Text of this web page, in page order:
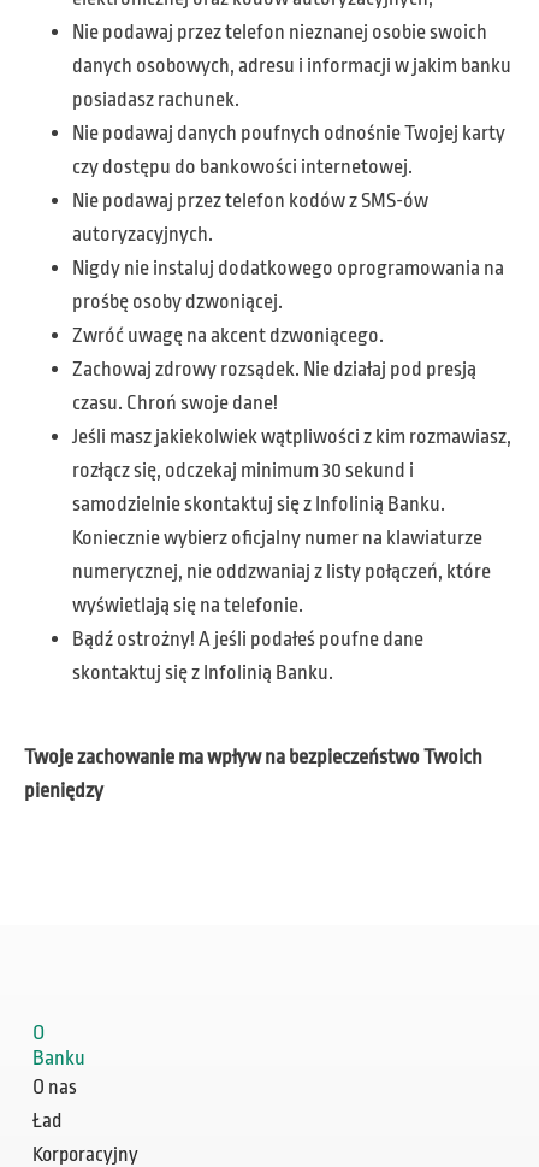
Nie podawaj przez telefon nieznanej osobie swoich
danych osobowych, adresu i informacji w jakim banku
posiadasz rachunek.
Nie podawaj danych poufnych odnośnie Twojej karty
czy dostępu do bankowości internetowej.
Nie podawaj przez telefon kodów z SMS-ów
autoryzacyjnych.
Nigdy nie instaluj dodatkowego oprogramowania na
prośbę osoby dzwoniącej.
Zwróć uwagę na akcent dzwoniącego.
Zachowaj zdrowy rozsądek. Nie działaj pod presją
czasu. Chroń swoje dane!
Jeśli masz jakiekolwiek wątpliwości z kim rozmawiasz,
rozłącz się, odczekaj minimum 30 sekund i
samodzielnie skontaktuj się z Infolinią Banku.
Koniecznie wybierz oficjalny numer na klawiaturze
numerycznej, nie oddzwaniaj z listy połączeń, które
wyświetlają się na telefonie.
Bądź ostrożny! A jeśli podałeś poufne dane
skontaktuj się z Infolinią Banku.
Twoje zachowanie ma wpływ na bezpieczeństwo Twoich
pieniędzy
O
Banku
O nas
Ład
Korporacyjny